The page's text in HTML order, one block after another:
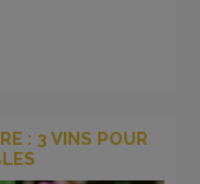
: 3 VINS POUR